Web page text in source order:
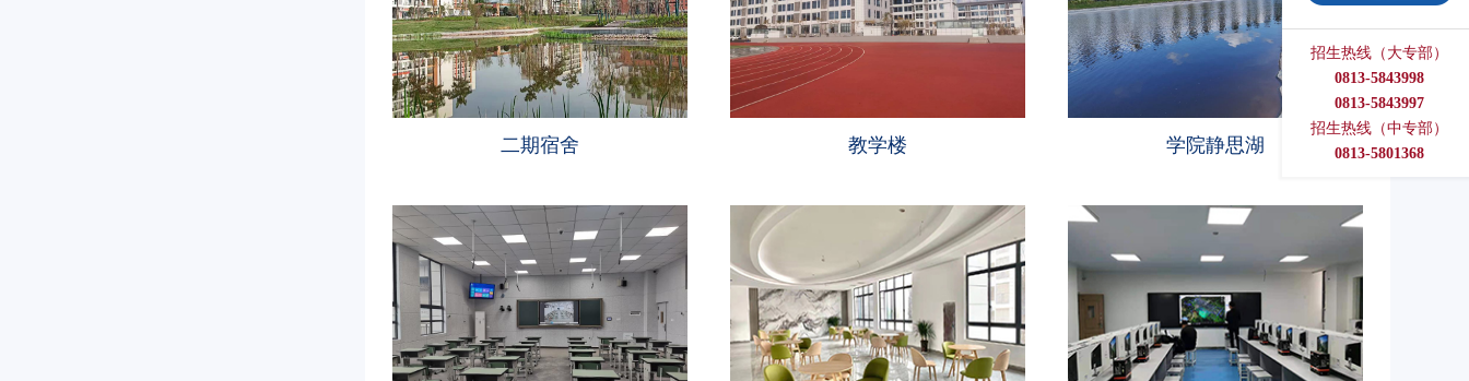
二期宿舍 教学楼 学院静思湖
招生热线（大专部）
0813-5843998
0813-5843997
招生热线（中专部）
0813-5801368